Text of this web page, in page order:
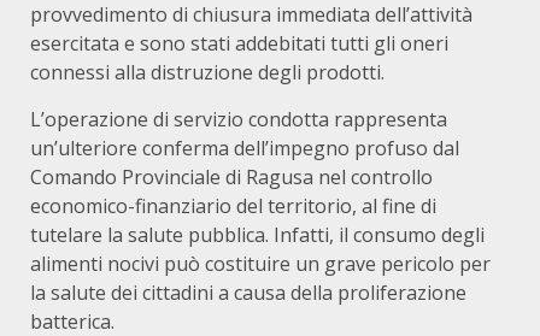
provvedimento di chiusura immediata dell’attività
esercitata e sono stati addebitati tutti gli oneri
connessi alla distruzione degli prodotti.
L’operazione di servizio condotta rappresenta
un’ulteriore conferma dell’impegno profuso dal
Comando Provinciale di Ragusa nel controllo
economico-finanziario del territorio, al fine di
tutelare la salute pubblica. Infatti, il consumo degli
alimenti nocivi può costituire un grave pericolo per
la salute dei cittadini a causa della proliferazione
batterica.